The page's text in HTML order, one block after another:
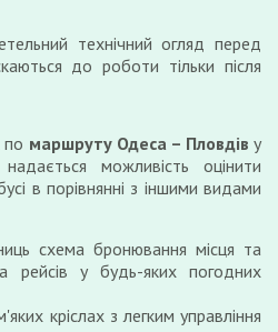
технічний огляд перед
до роботи тільки після
по маршруту Одеса – Пловдів у
можливість оцінити
в порівнянні з іншими видами
схема бронювання місця та
рейсів у будь-яких погодних
кріслах з легким управління